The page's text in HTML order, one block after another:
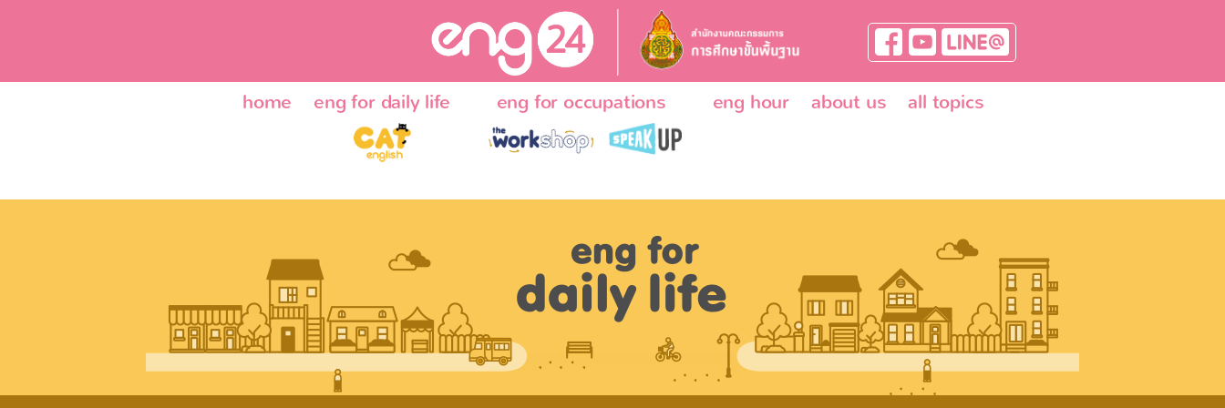
home eng for daily life eng for occupations eng hour about us all topics